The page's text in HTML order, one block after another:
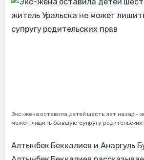
Экс-жена оставила детей шесть лет назад -
может лишить бывшую супругу родительских
Алтынбек Беккалиев и Анаргуль